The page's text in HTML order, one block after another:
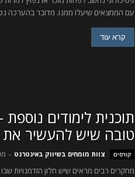
עם הממצאים שיעלו ממנו. מדובר בהערכה
קרא עוד
תוכנית לימודים
טובה שיש להעשיר את
קורסים צוות מומחים בשיווק באינטרנט - מרץ
מחקרים רבים מראים שיש חלון הזדמנויות